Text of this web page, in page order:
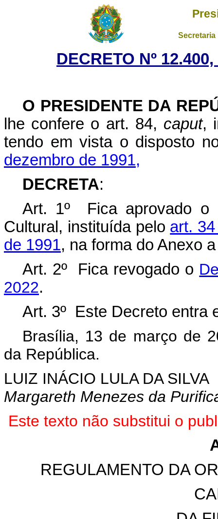
DECRETO Nº
O PRESIDENTE DA
lhe confere o art. 84, caput,
tendo em vista o disposto
dezembro de 1991,
DECRETA:
Art. 1º Fica aprovado o
Cultural, instituída pelo art.
de 1991, na forma do Anexo
Art. 2º Fica revogado o
2022.
Art. 3º Este Decreto entra
Brasília, 13 de março de
da República.
LUIZ INÁCIO LULA DA SILVA
Margareth Menezes da
Este texto não substitui o
REGULAMENTO DA